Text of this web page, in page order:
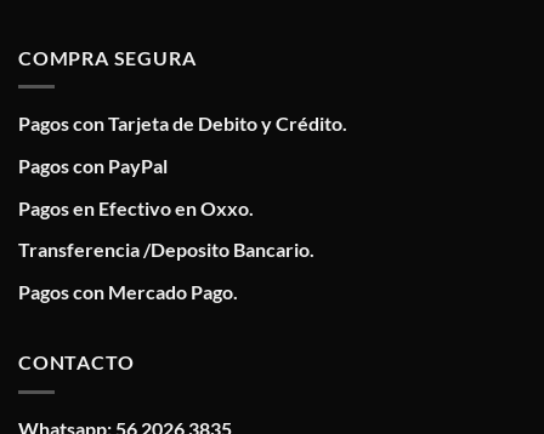
COMPRA SEGURA
Pagos con Tarjeta de Debito y Crédito.
Pagos con PayPal
Pagos en Efectivo en Oxxo.
Transferencia /Deposito Bancario.
Pagos con Mercado Pago.
CONTACTO
Whatsapp: 56 2026 3835